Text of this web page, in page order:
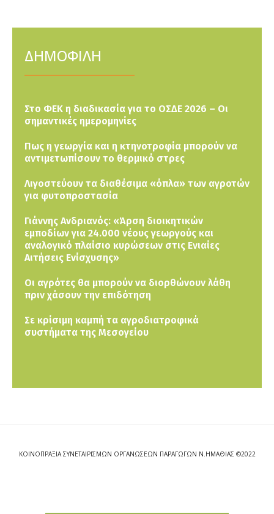
ΔΗΜΟΦΙΛΗ
Στο ΦΕΚ η διαδικασία για το ΟΣΔΕ 2026 – Οι
σημαντικές ημερομηνίες
Πως η γεωργία και η κτηνοτροφία μπορούν να
αντιμετωπίσουν το θερμικό στρες
Λιγοστεύουν τα διαθέσιμα «όπλα» των αγροτών
για φυτοπροστασία
Γιάννης Ανδριανός: «Άρση διοικητικών
εμποδίων για 24.000 νέους γεωργούς και
αναλογικό πλαίσιο κυρώσεων στις Ενιαίες
Αιτήσεις Ενίσχυσης»
Οι αγρότες θα μπορούν να διορθώνουν λάθη
πριν χάσουν την επιδότηση
Σε κρίσιμη καμπή τα αγροδιατροφικά
συστήματα της Μεσογείου
ΚΟΙΝΟΠΡΑΞΙΑ ΣΥΝΕΤΑΙΡΙΣΜΩΝ ΟΡΓΑΝΩΣΕΩΝ ΠΑΡΑΓΩΓΩΝ Ν.ΗΜΑΘΙΑΣ ©2022